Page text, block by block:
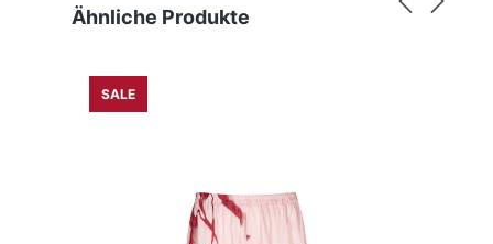
Produktgalerie überspringen
Ähnliche Produkte
SALE